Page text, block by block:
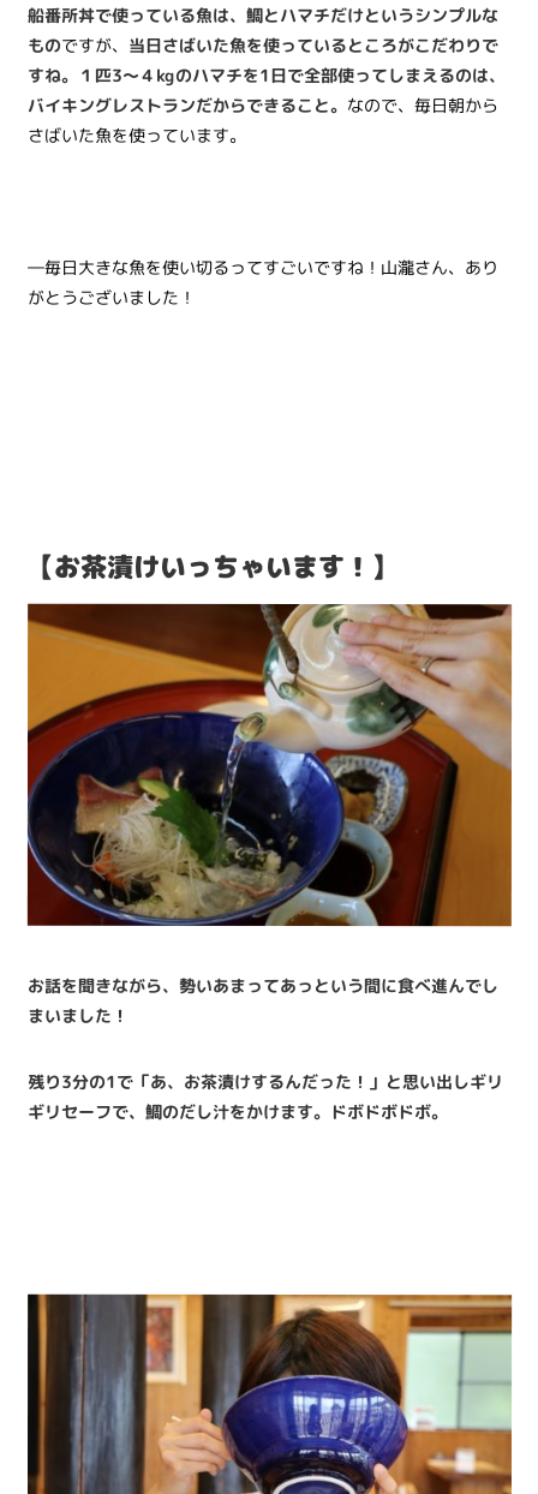
船番所丼で使っている魚は、鯛とハマチだけというシンプルな
ものですが、 当日さばいた魚を使っているところがこだわりで
すね。１匹3～４kgのハマチを1日で全部使ってしまえるのは、
バイキングレストランだからできること。 なので、毎日朝から
さばいた魚を使っています。
―毎日大きな魚を使い切るってすごいですね！山瀧さん、あり
がとうございました！
【お茶漬けいっちゃいます！】
お話を聞きながら、勢いあまってあっという間に食べ進んでし
まいました！
残り3分の1で「あ、お茶漬けするんだった！」と思い出しギリ
ギリセーフで、鯛のだし汁をかけます。ドボドボドボ。